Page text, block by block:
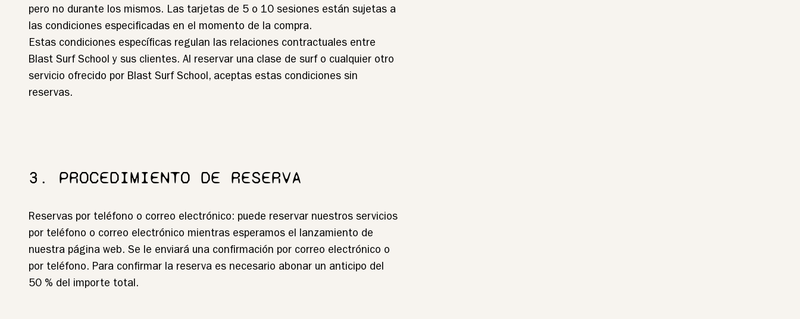
pero no durante los mismos. Las tarjetas de 5 o 10 sesiones están sujetas a
las condiciones especificadas en el momento de la compra.
Estas condiciones específicas regulan las relaciones contractuales entre
Blast Surf School y sus clientes. Al reservar una clase de surf o cualquier otro
servicio ofrecido por Blast Surf School, aceptas estas condiciones sin
reservas.
3. PROCEDIMIENTO DE RESERVA
Reservas por teléfono o correo electrónico: puede reservar nuestros servicios
por teléfono o correo electrónico mientras esperamos el lanzamiento de
nuestra página web. Se le enviará una confirmación por correo electrónico o
por teléfono. Para confirmar la reserva es necesario abonar un anticipo del
50 % del importe total.